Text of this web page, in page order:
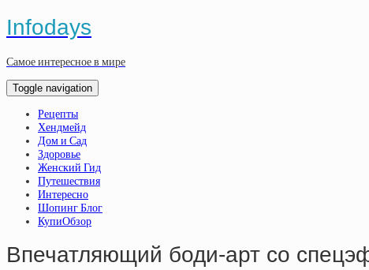
Infodays
Самое интересное в мире
Toggle navigation
Рецепты
Хендмейд
Дом и Сад
Здоровье
Женский Гид
Путешествия
Интересно
Шопинг Блог
КупиОбзор
Впечатляющий боди-арт со